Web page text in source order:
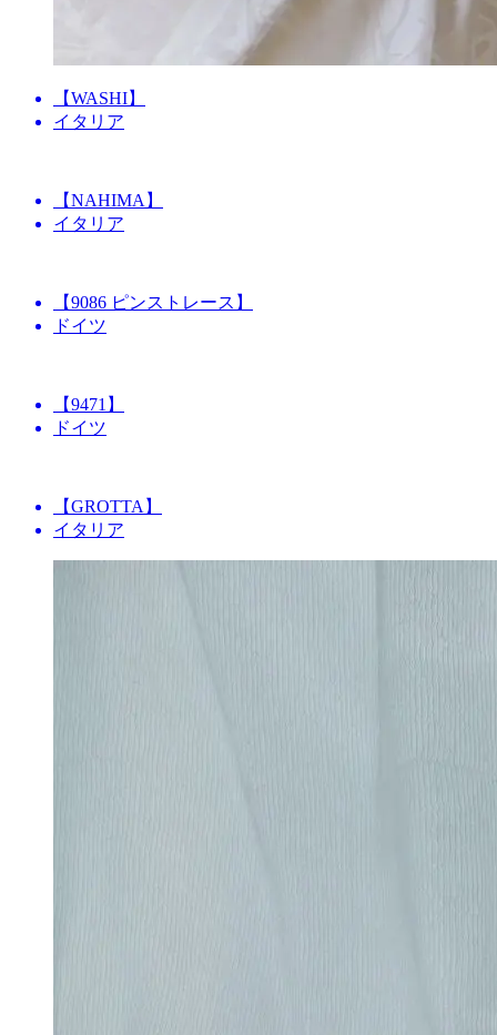
【WASHI】
イタリア
【NAHIMA】
イタリア
【9086 ピンストレース】
ドイツ
【9471】
ドイツ
【GROTTA】
イタリア